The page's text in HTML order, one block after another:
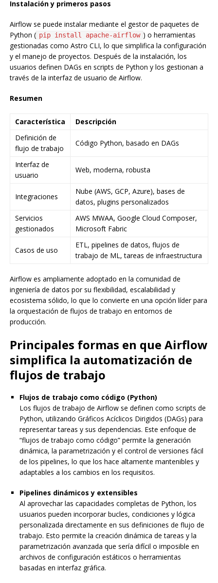
Instalación y primeros pasos
Airflow se puede instalar mediante el gestor de paquetes de
Python ( pip install apache-airflow ) o herramientas
gestionadas como Astro CLI, lo que simplifica la configuración
y el manejo de proyectos. Después de la instalación, los
usuarios definen DAGs en scripts de Python y los gestionan a
través de la interfaz de usuario de Airflow.
Resumen
Característica
Descripción
Definición de
flujo de trabajo
Código Python, basado en DAGs
Interfaz de
usuario
Web, moderna, robusta
Integraciones
Nube (AWS, GCP, Azure), bases de
datos, plugins personalizados
Servicios
gestionados
AWS MWAA, Google Cloud Composer,
Microsoft Fabric
Casos de uso
ETL, pipelines de datos, flujos de
trabajo de ML, tareas de infraestructura
Airflow es ampliamente adoptado en la comunidad de
ingeniería de datos por su flexibilidad, escalabilidad y
ecosistema sólido, lo que lo convierte en una opción líder para
la orquestación de flujos de trabajo en entornos de
producción.
Principales formas en que Airflow
simplifica la automatización de
flujos de trabajo
Flujos de trabajo como código (Python)
Los flujos de trabajo de Airflow se definen como scripts de
Python, utilizando Gráficos Acíclicos Dirigidos (DAGs) para
representar tareas y sus dependencias. Este enfoque de
“flujos de trabajo como código” permite la generación
dinámica, la parametrización y el control de versiones fácil
de los pipelines, lo que los hace altamente mantenibles y
adaptables a los cambios en los requisitos.
Pipelines dinámicos y extensibles
Al aprovechar las capacidades completas de Python, los
usuarios pueden incorporar bucles, condiciones y lógica
personalizada directamente en sus definiciones de flujo de
trabajo. Esto permite la creación dinámica de tareas y la
parametrización avanzada que sería difícil o imposible en
archivos de configuración estáticos o herramientas
basadas en interfaz gráfica.